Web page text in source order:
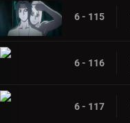
6 - 115
6 - 116
6 - 117